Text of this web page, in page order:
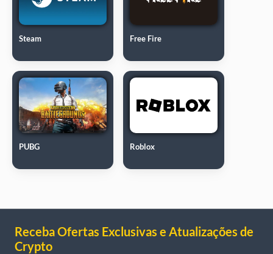
Steam Free Fire
PUBG Roblox
Receba Ofertas Exclusivas e Atualizações de
Crypto